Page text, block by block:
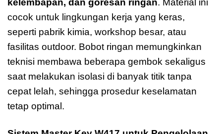
cocok untuk lingkungan kerja yang keras,
seperti pabrik kimia, workshop besar, atau
fasilitas outdoor. Bobot ringan memungkinkan
teknisi membawa beberapa gembok sekaligus
saat melakukan isolasi di banyak titik tanpa
cepat lelah, sehingga prosedur keselamatan
tetap optimal.